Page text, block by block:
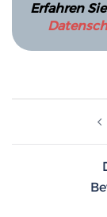
Erfahren